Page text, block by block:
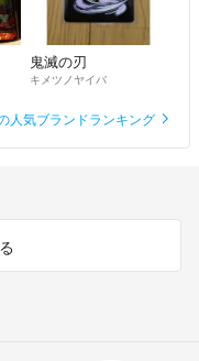
鬼滅の刃
キメツノヤイバ
人気ブランドランキング